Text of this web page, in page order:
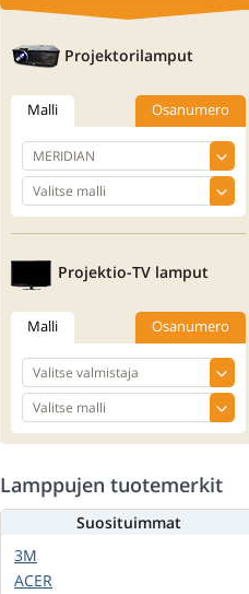
Projektorilamput
Malli Osanumero
Projektio-TV lamput
Malli Osanumero
Lamppujen tuotemerkit
Suosituimmat
3M
ACER